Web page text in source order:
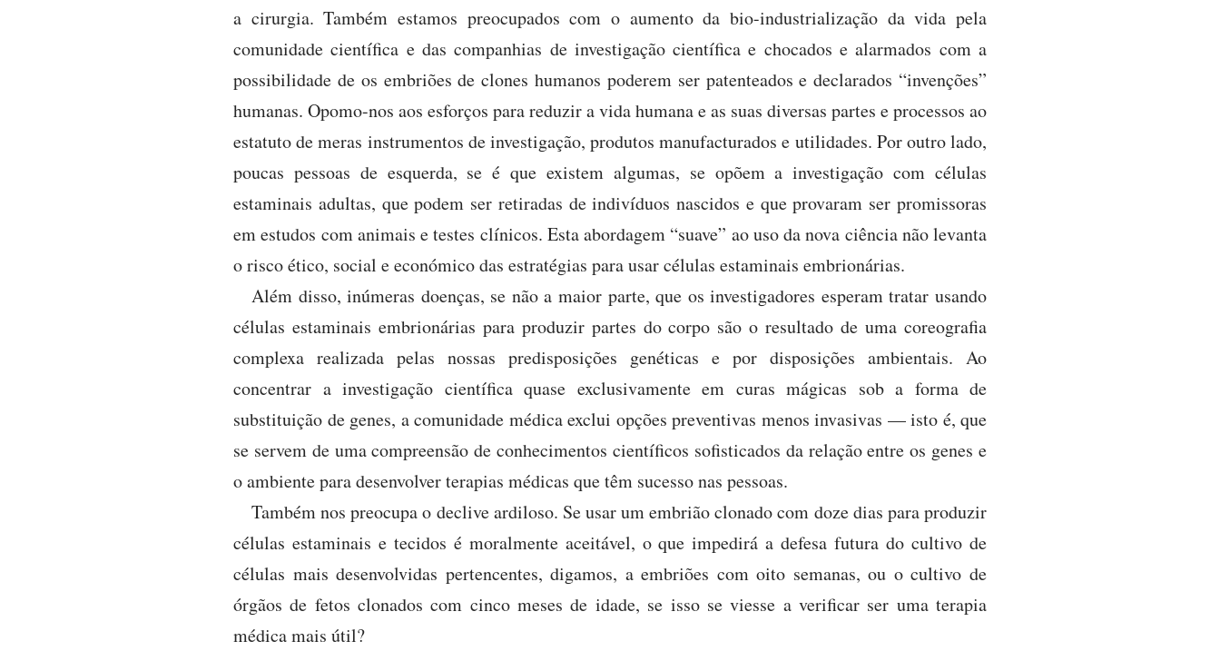
a cirurgia. Também estamos preocupados com o aumento da bio-industrialização da vida pela
comunidade científica e das companhias de investigação científica e chocados e alarmados com a
possibilidade de os embriões de clones humanos poderem ser patenteados e declarados “invenções”
humanas. Opomo-nos aos esforços para reduzir a vida humana e as suas diversas partes e processos ao
estatuto de meras instrumentos de investigação, produtos manufacturados e utilidades. Por outro lado,
poucas pessoas de esquerda, se é que existem algumas, se opõem a investigação com células
estaminais adultas, que podem ser retiradas de indivíduos nascidos e que provaram ser promissoras
em estudos com animais e testes clínicos. Esta abordagem “suave” ao uso da nova ciência não levanta
o risco ético, social e económico das estratégias para usar células estaminais embrionárias.
Além disso, inúmeras doenças, se não a maior parte, que os investigadores esperam tratar usando
células estaminais embrionárias para produzir partes do corpo são o resultado de uma coreografia
complexa realizada pelas nossas predisposições genéticas e por disposições ambientais. Ao
concentrar a investigação científica quase exclusivamente em curas mágicas sob a forma de
substituição de genes, a comunidade médica exclui opções preventivas menos invasivas — isto é, que
se servem de uma compreensão de conhecimentos científicos sofisticados da relação entre os genes e
o ambiente para desenvolver terapias médicas que têm sucesso nas pessoas.
Também nos preocupa o declive ardiloso. Se usar um embrião clonado com doze dias para produzir
células estaminais e tecidos é moralmente aceitável, o que impedirá a defesa futura do cultivo de
células mais desenvolvidas pertencentes, digamos, a embriões com oito semanas, ou o cultivo de
órgãos de fetos clonados com cinco meses de idade, se isso se viesse a verificar ser uma terapia
médica mais útil?